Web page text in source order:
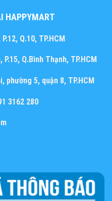
HAPPYMART
Q.10, TP.HCM
Q.Bình Thạnh, TP.HCM
phường 5, quận 8, TP.HCM
3162 280